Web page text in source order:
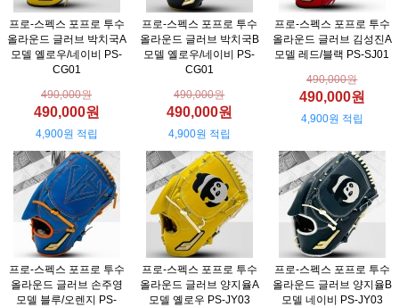
프로-스펙스 포프로 투수
올라운드 글러브 박치국A
모델 옐로우/네이비 PS-
CG01
490,000원
490,000원
4,900원 적립
프로-스펙스 포프로 투수
올라운드 글러브 박치국B
모델 옐로우/네이비 PS-
CG01
490,000원
490,000원
4,900원 적립
프로-스펙스 포프로 투수
올라운드 글러브 김성진A
모델 레드/블랙 PS-SJ01
490,000원
490,000원
4,900원 적립
프로-스펙스 포프로 투수
올라운드 글러브 손주영
모델 블루/오렌지 PS-
프로-스펙스 포프로 투수
올라운드 글러브 양지율A
모델 옐로우 PS-JY03
프로-스펙스 포프로 투수
올라운드 글러브 양지율B
모델 네이비 PS-JY03